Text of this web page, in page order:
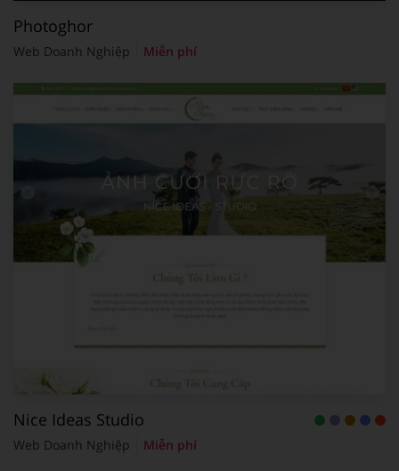
Photoghor
Web Doanh Nghiệp Miễn phí
Nice Ideas Studio
Web Doanh Nghiệp Miễn phí